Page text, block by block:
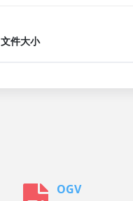
文件大小
OGV